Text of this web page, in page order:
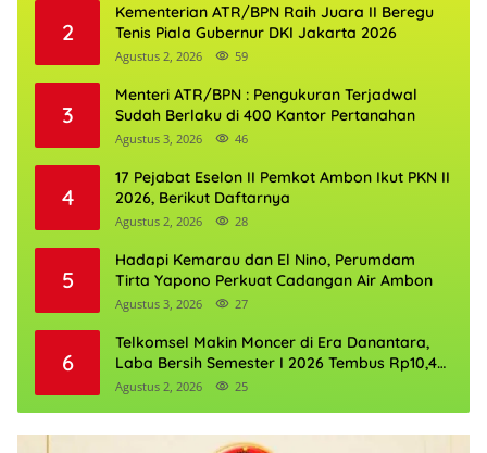
2
Kementerian ATR/BPN Raih Juara II Beregu
Tenis Piala Gubernur DKI Jakarta 2026
Agustus 2, 2026 59
3
Menteri ATR/BPN : Pengukuran Terjadwal
Sudah Berlaku di 400 Kantor Pertanahan
Agustus 3, 2026 46
4
17 Pejabat Eselon II Pemkot Ambon Ikut PKN II
2026, Berikut Daftarnya
Agustus 2, 2026 28
5
Hadapi Kemarau dan El Nino, Perumdam
Tirta Yapono Perkuat Cadangan Air Ambon
Agustus 3, 2026 27
6
Telkomsel Makin Moncer di Era Danantara,
Laba Bersih Semester I 2026 Tembus Rp10,4
Triliun
Agustus 2, 2026 25